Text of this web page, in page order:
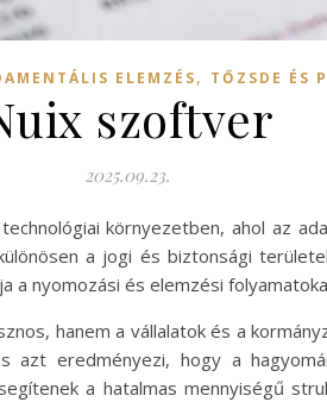
ELEMZÉS, TŐZSDE ÉS
szoftver
2025.09.23.
környezetben, ahol az
a jogi és biztonsági
a nyomozási és elemzési
hanem a vállalatok és a
azt eredményezi, hogy a
a hatalmas mennyiségű